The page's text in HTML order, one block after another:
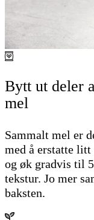
Bytt ut deler
mel
Sammalt mel er
med å erstatte
og øk gradvis til
tekstur. Jo mer
baksten.